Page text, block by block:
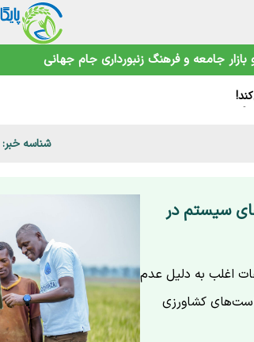
جامعه و فرهنگ زنبورداری جام جهانی
لاهوتی
شناسه خبر: 55441
سیستم در
اغلب به دلیل عدم
کشاورزی